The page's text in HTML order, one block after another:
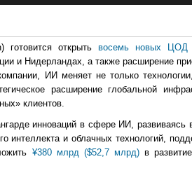
готовится открыть восемь новых ЦОД
и Нидерландах, а также расширение
ИИ меняет не только
расширение глобальной
клиентов.
инноваций в сфере ИИ, развиваясь
интеллекта и облачных технологий,
¥380 млрд ($52,7 млрд) в